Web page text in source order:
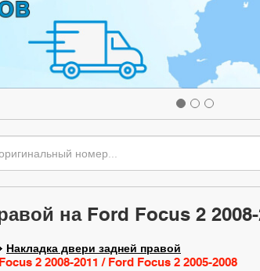
на Ford Focus 2
Накладка двери задней правой
2 2008-2011 / Ford Focus 2 2005-2008